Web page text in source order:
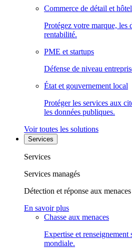
Commerce de détail et
Protégez votre marque, les
rentabilité.
PME et startups
Défense de niveau
État et gouvernement local
Protéger les services aux
les données publiques.
Voir toutes les solutions
Services
Services
Services managés
Détection et réponse aux
En savoir plus
Chasse aux menaces
Expertise et renseignement
mondiale.